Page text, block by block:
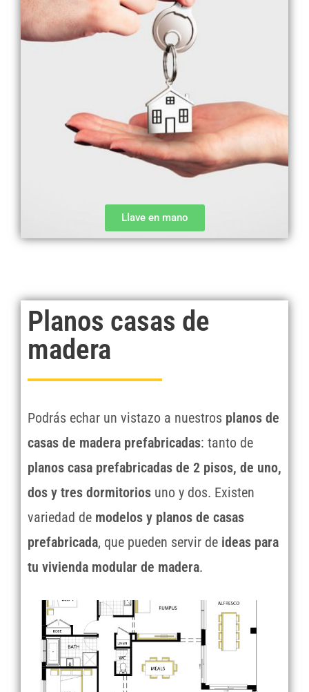
Llave en mano
Planos casas de
madera
Podrás echar un vistazo a nuestros planos de
casas de madera prefabricadas: tanto de
planos casa prefabricadas de 2 pisos, de uno,
dos y tres dormitorios uno y dos. Existen
variedad de modelos y planos de casas
prefabricada, que pueden servir de ideas para
tu vivienda modular de madera.